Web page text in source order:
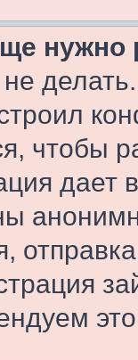
нужно
чтобы